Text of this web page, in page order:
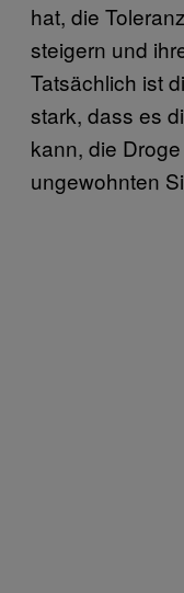
hat, die
steigern und
Tatsächlich ist
stark, dass es
kann, die
ungewohnten